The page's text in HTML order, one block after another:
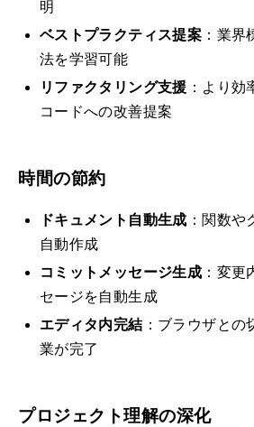
明
ベストプラクティス提案 ：業
法を学習可能
リファクタリング支援 ：より
コードへの改善提案
時間の節約
ドキュメント自動生成 ：関数
自動作成
コミットメッセージ生成 ：変更
セージを自動生成
エディタ内完結 ：ブラウザと
業が完了
プロジェクト理解の深化